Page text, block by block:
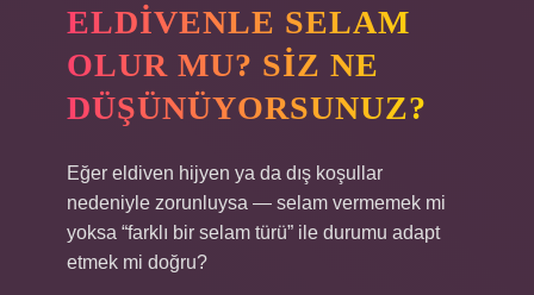
ELDIVENLE SELAM
OLUR MU? SIZ NE
DÜŞÜNÜYORSUNUZ?
Eğer eldiven hijyen ya da dış koşullar
nedeniyle zorunluysa — selam vermemek mi
yoksa “farklı bir selam türü” ile durumu adapt
etmek mi doğru?